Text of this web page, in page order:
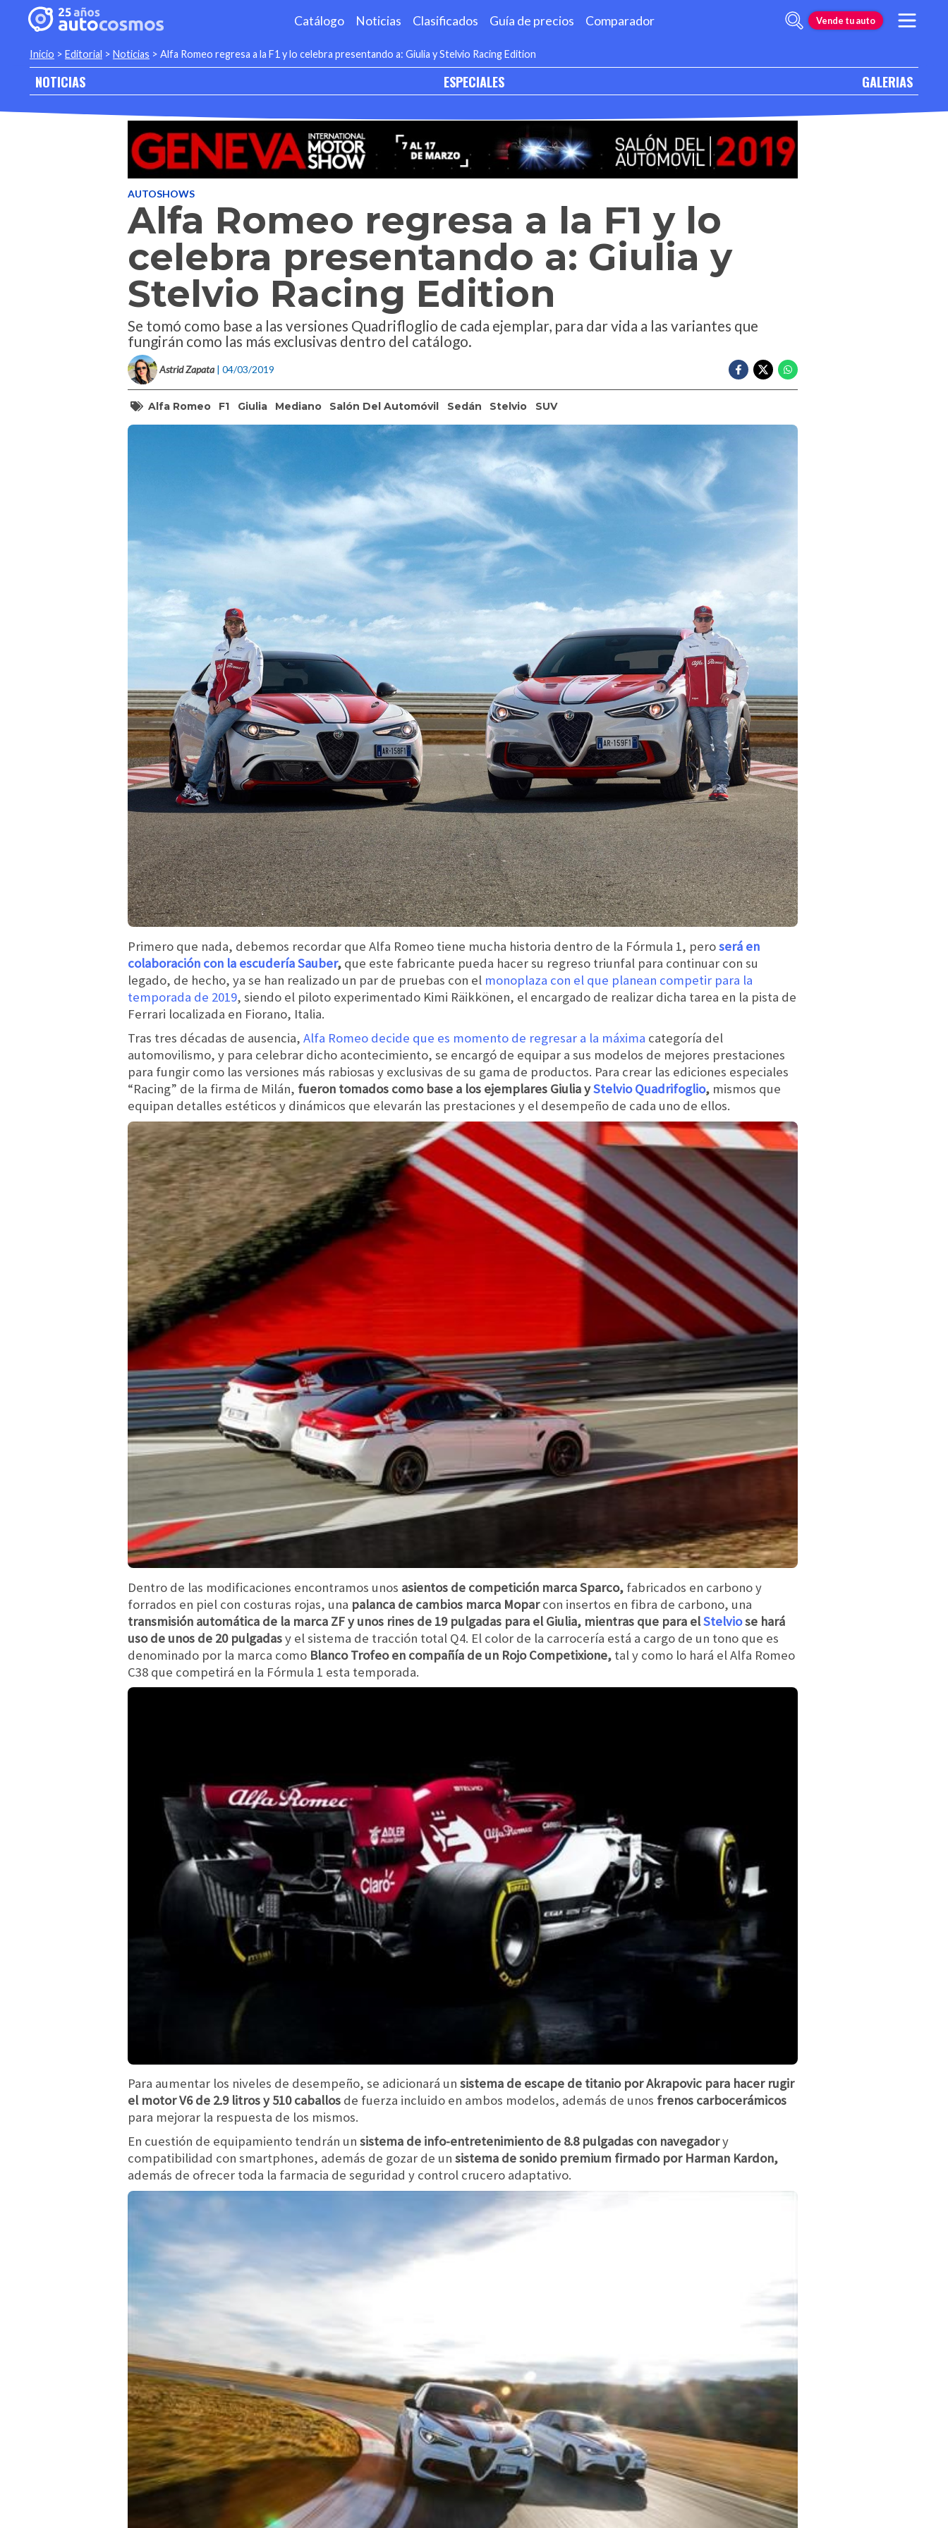
Catálogo Noticias Clasificados Guía de precios Comparador Vende tu auto
Inicio > Editorial > Noticias > Alfa Romeo regresa a la F1 y lo celebra presentando a: Giulia y Stelvio Racing Edition
NOTICIAS ESPECIALES GALERIAS
AUTOSHOWS
Alfa Romeo regresa a la F1 y lo
celebra presentando a: Giulia y
Stelvio Racing Edition
Se tomó como base a las versiones Quadrifloglio de cada ejemplar, para dar vida a las variantes que
fungirán como las más exclusivas dentro del catálogo.
Astrid Zapata | 04/03/2019
Alfa Romeo F1 Giulia Mediano Salón Del Automóvil Sedán Stelvio SUV
Primero que nada, debemos recordar que Alfa Romeo tiene mucha historia dentro de la Fórmula 1, peroserá en
colaboración con la escudería Sauber, que este fabricante pueda hacer su regreso triunfal para continuar con su
legado, de hecho, ya se han realizado un par de pruebas con el monoplaza con el que planean competir para la
temporada de 2019, siendo el piloto experimentado Kimi Räikkönen, el encargado de realizar dicha tarea en la pista de
Ferrari localizada en Fiorano, Italia.
Tras tres décadas de ausencia, Alfa Romeo decide que es momento de regresar a la máxima categoría del
automovilismo, y para celebrar dicho acontecimiento, se encargó de equipar a sus modelos de mejores prestaciones
para fungir como las versiones más rabiosas y exclusivas de su gama de productos. Para crear las ediciones especiales
“Racing” de la firma de Milán, fueron tomados como base a los ejemplares Giulia yStelvio Quadrifoglio, mismos que
equipan detalles estéticos y dinámicos que elevarán las prestaciones y el desempeño de cada uno de ellos.
Dentro de las modificaciones encontramos unos asientos de competición marca Sparco, fabricados en carbono y
forrados en piel con costuras rojas, una palanca de cambios marca Moparcon insertos en fibra de carbono, una
transmisión automática de la marca ZF y unos rines de 19 pulgadas para el Giulia, mientras que para elStelviose hará
uso de unos de 20 pulgadasy el sistema de tracción total Q4. El color de la carrocería está a cargo de un tono que es
denominado por la marca como Blanco Trofeo en compañía de un Rojo Competixione, tal y como lo hará el Alfa Romeo
C38 que competirá en la Fórmula 1 esta temporada.
Para aumentar los niveles de desempeño, se adicionará un sistema de escape de titanio por Akrapovic para hacer rugir
el motor V6 de 2.9 litros y 510 caballos de fuerza incluido en ambos modelos, además de unos frenos carbocerámicos
para mejorar la respuesta de los mismos.
En cuestión de equipamiento tendrán un sistema de info-entretenimiento de 8.8 pulgadas con navegadory
compatibilidad con smartphones, además de gozar de un sistema de sonido premium firmado por Harman Kardon,
además de ofrecer toda la farmacia de seguridad y control crucero adaptativo.